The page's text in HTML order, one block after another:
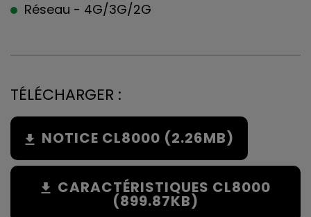
Réseau - 4G/3G/2G
TÉLÉCHARGER :
NOTICE CL8000 (2.26MB)
CARACTÉRISTIQUES CL8000
(899.87KB)